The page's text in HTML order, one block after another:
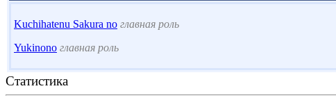
Kuchihatenu Sakura no главная роль
Yukinono главная роль
Статистика